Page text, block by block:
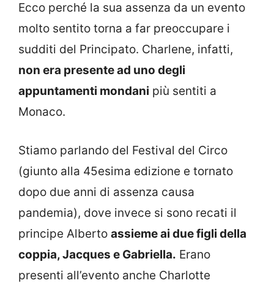
Ecco perché la sua assenza da un evento
molto sentito torna a far preoccupare i
sudditi del Principato. Charlene, infatti,
non era presente ad uno degli
appuntamenti mondani più sentiti a
Monaco.
Stiamo parlando del Festival del Circo
(giunto alla 45esima edizione e tornato
dopo due anni di assenza causa
pandemia), dove invece si sono recati il
principe Alberto assieme ai due figli della
coppia, Jacques e Gabriella. Erano
presenti all’evento anche Charlotte